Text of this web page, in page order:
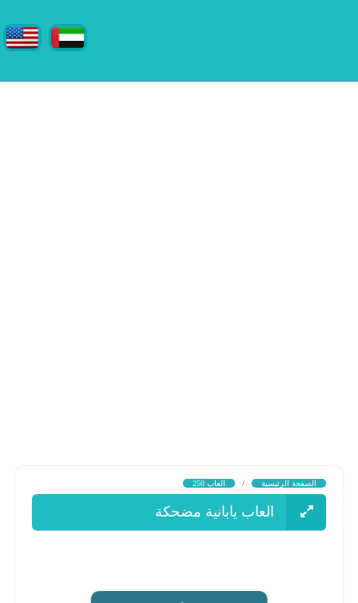
الصفحة الرئيسية / العاب 250
العاب يابانية مضحكة